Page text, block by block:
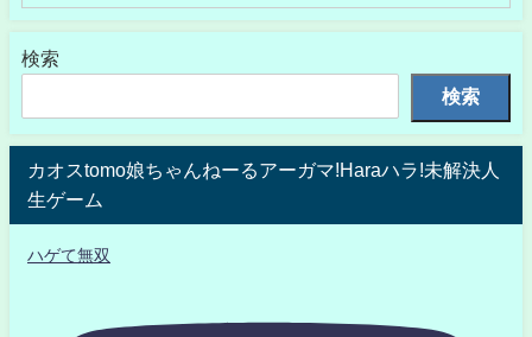
検索
検索
カオスtomo娘ちゃんねーるアーガマ!Haraハラ!未解決人
生ゲーム
ハゲて無双